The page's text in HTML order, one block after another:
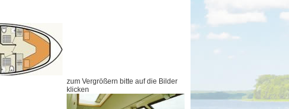
zum Vergrößern bitte auf die Bilder
klicken